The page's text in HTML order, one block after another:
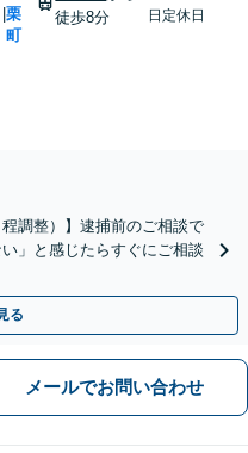
栗
町
徒歩8分
日定休日
調整）】逮捕前のご相談で
」と感じたらすぐにご相談
る
メールでお問い合わせ